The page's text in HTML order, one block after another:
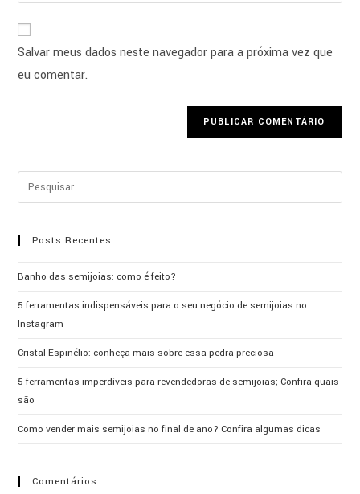
Salvar meus dados neste navegador para a próxima vez que
eu comentar.
Posts Recentes
Banho das semijoias: como é feito?
5 ferramentas indispensáveis para o seu negócio de semijoias no
Instagram
Cristal Espinélio: conheça mais sobre essa pedra preciosa
5 ferramentas imperdíveis para revendedoras de semijoias; Confira quais
são
Como vender mais semijoias no final de ano? Confira algumas dicas
Comentários